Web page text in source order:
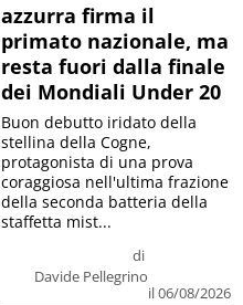
azzurra firma il
primato nazionale, ma
resta fuori dalla finale
dei Mondiali Under 20
di
Davide Pellegrino
il 06/08/2026
Buon debutto iridato della
stellina della Cogne,
protagonista di una prova
coraggiosa nell'ultima frazione
della seconda batteria della
staffetta mist...